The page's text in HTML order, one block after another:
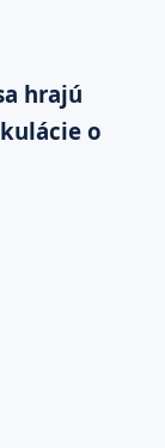
hrajú
o